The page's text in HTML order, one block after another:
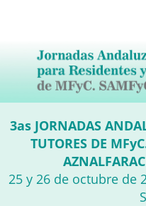
3as JORNADAS
TUTORES DE
25 y 26 de octubre de